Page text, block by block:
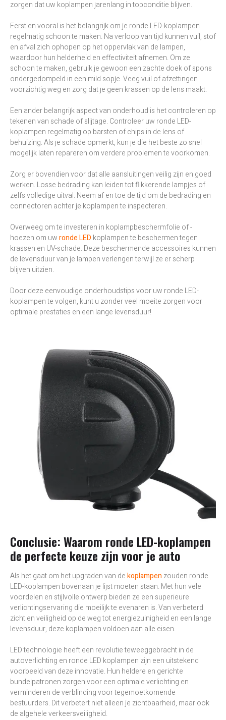
zorgen dat uw koplampen jarenlang in topconditie blijven.
Eerst en vooral is het belangrijk om je ronde LED-koplampen
regelmatig schoon te maken. Na verloop van tijd kunnen vuil, stof
en afval zich ophopen op het oppervlak van de lampen,
waardoor hun helderheid en effectiviteit afnemen. Om ze
schoon te maken, gebruik je gewoon een zachte doek of spons
ondergedompeld in een mild sopje. Veeg vuil of afzettingen
voorzichtig weg en zorg dat je geen krassen op de lens maakt.
Een ander belangrijk aspect van onderhoud is het controleren op
tekenen van schade of slijtage. Controleer uw ronde LED-
koplampen regelmatig op barsten of chips in de lens of
behuizing. Als je schade opmerkt, kun je die het beste zo snel
mogelijk laten repareren om verdere problemen te voorkomen.
Zorg er bovendien voor dat alle aansluitingen veilig zijn en goed
werken. Losse bedrading kan leiden tot flikkerende lampjes of
zelfs volledige uitval. Neem af en toe de tijd om de bedrading en
connectoren achter je koplampen te inspecteren.
Overweeg om te investeren in koplampbeschermfolie of -
hoezen om uwronde LED koplampen te beschermen tegen
krassen en UV-schade. Deze beschermende accessoires kunnen
de levensduur van je lampen verlengen terwijl ze er scherp
blijven uitzien.
Door deze eenvoudige onderhoudstips voor uw ronde LED-
koplampen te volgen, kunt u zonder veel moeite zorgen voor
optimale prestaties en een lange levensduur!
Conclusie: Waarom ronde LED-koplampen
de perfecte keuze zijn voor je auto
Als het gaat om het upgraden van dekoplampen zouden ronde
LED-koplampen bovenaan je lijst moeten staan. Met hun vele
voordelen en stijlvolle ontwerp bieden ze een superieure
verlichtingservaring die moeilijk te evenaren is. Van verbeterd
zicht en veiligheid op de weg tot energiezuinigheid en een lange
levensduur, deze koplampen voldoen aan alle eisen.
LED technologie heeft een revolutie teweeggebracht in de
autoverlichting en ronde LED koplampen zijn een uitstekend
voorbeeld van deze innovatie. Hun heldere en gerichte
bundelpatronen zorgen voor een optimale verlichting en
verminderen de verblinding voor tegemoetkomende
bestuurders. Dit verbetert niet alleen je zichtbaarheid, maar ook
de algehele verkeersveiligheid.